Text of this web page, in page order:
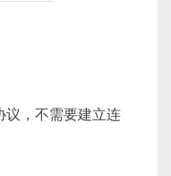
议，不需要建立连